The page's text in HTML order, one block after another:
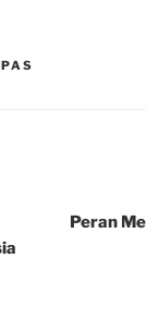
Peran